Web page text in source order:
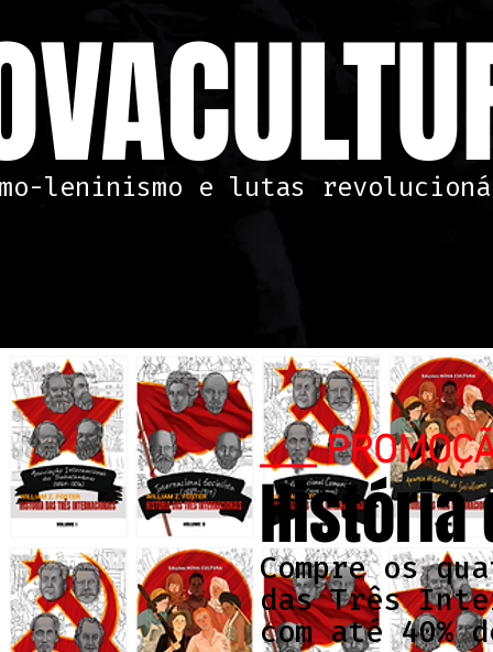
leninismo e lutas
Compre os
das Três
com até 40%
___
História